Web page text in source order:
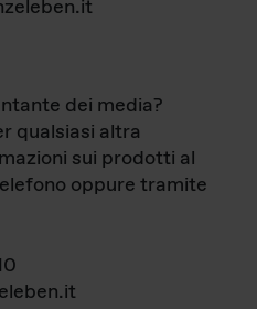
dei media?
qualsiasi altra
sui prodotti al
oppure tramite